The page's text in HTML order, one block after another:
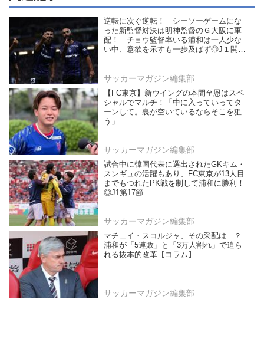
逆転に次ぐ逆転！ シーソーゲームにな
った新監督対決は明神監督のＧ大阪に軍
配！ チョウ監督率いる浦和は一人少な
い中、意欲を示すも一歩及ばず◎J１開幕
サッカーマガジン編集部
【FC東京】新ウイングの本間至恩はスペ
シャルでマルチ！「中に入っていってタ
ーンして。裏が空いているならそこを狙
う」
サッカーマガジン編集部
試合中に韓国代表に選出されたGKキム・
スンギュの活躍もあり、FC東京が13人目
までもつれたPK戦を制して浦和に勝利！
◎J1第17節
サッカーマガジン編集部
マチェイ・スコルジャ、その采配は…？
浦和が「5連敗」と「3万人割れ」で迫ら
れる抜本的改革【コラム】
サッカーマガジン編集部